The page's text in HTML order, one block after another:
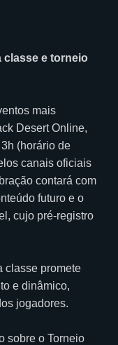
classe e torneio
mais
Desert Online,
(horário de
canais oficiais
contará com
futuro e o
cujo pré-registro
classe promete
e dinâmico,
jogadores.
sobre o Torneio